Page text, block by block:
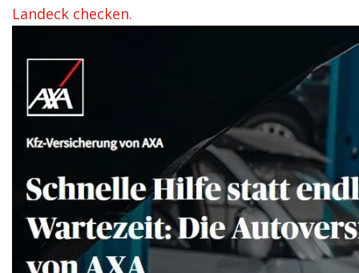
Landeck checken.